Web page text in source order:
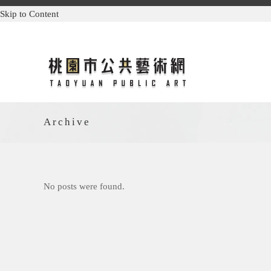
Skip to Content
Archive
No posts were found.